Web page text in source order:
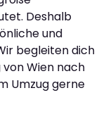
Deshalb
und
begleiten dich
Wien nach
Umzug gerne